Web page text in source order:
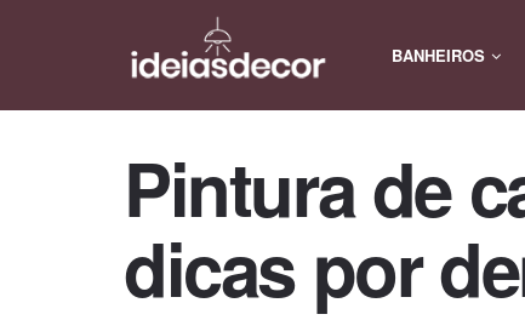
BANHEIROS
Pintura de
dicas por